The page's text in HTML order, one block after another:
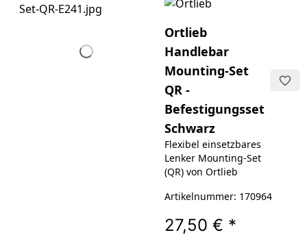
Ortlieb
Handlebar
Mounting-Set
QR -
Befestigungsset
Schwarz
Flexibel einsetzbares
Lenker Mounting-Set
(QR) von Ortlieb
Artikelnummer: 170964
27,50 € *